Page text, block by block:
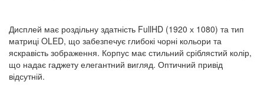
Дисплей має роздільну здатність FullHD (1920 х 1080) та тип
матриці OLED, що забезпечує глибокі чорні кольори та
яскравість зображення. Корпус має стильний сріблястий колір,
що надає гаджету елегантний вигляд. Оптичний привід
відсутній.